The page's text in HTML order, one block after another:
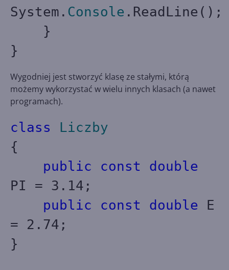
System. Console .ReadLine();
}
}
Wygodniej jest stworzyć klasę ze stałymi, którą
możemy wykorzystać w wielu innych klasach (a nawet
programach).
class
Liczby
{
public
const
double
PI = 3.14;
public
const double E
= 2.74;
}